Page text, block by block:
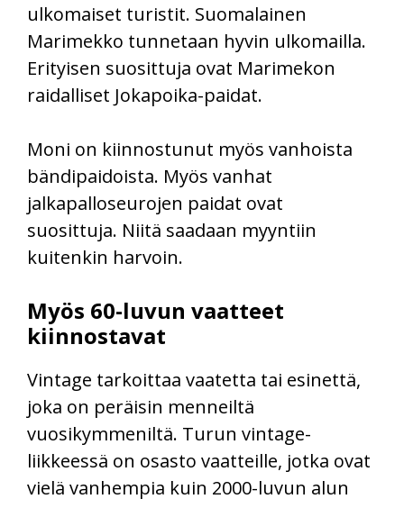
ulkomaiset turistit. Suomalainen
Marimekko tunnetaan hyvin ulkomailla.
Erityisen suosittuja ovat Marimekon
raidalliset Jokapoika-paidat.
Moni on kiinnostunut myös vanhoista
bändipaidoista. Myös vanhat
jalkapalloseurojen paidat ovat
suosittuja. Niitä saadaan myyntiin
kuitenkin harvoin.
Myös 60-luvun vaatteet
kiinnostavat
Vintage tarkoittaa vaatetta tai esinettä,
joka on peräisin menneiltä
vuosikymmeniltä. Turun vintage-
liikkeessä on osasto vaatteille, jotka ovat
vielä vanhempia kuin 2000-luvun alun